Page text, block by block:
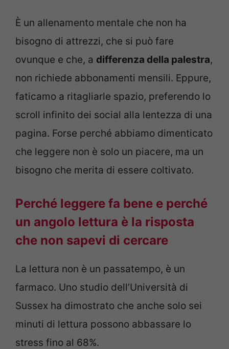
È un allenamento mentale che non ha
bisogno di attrezzi, che si può fare
ovunque e che, a differenza della palestra,
non richiede abbonamenti mensili. Eppure,
faticamo a ritagliarle spazio, preferendo lo
scroll infinito dei social alla lentezza di una
pagina. Forse perché abbiamo dimenticato
che leggere non è solo un piacere, ma un
bisogno che merita di essere coltivato.
Perché leggere fa bene e perché
un angolo lettura è la risposta
che non sapevi di cercare
La lettura non è un passatempo, è un
farmaco. Uno studio dell’Università di
Sussex ha dimostrato che anche solo sei
minuti di lettura possono abbassare lo
stress fino al 68%.